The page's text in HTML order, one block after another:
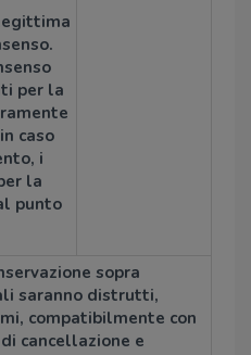
per la
caso
i
la
punto
sopra
saranno distrutti,
compatibilmente con
cancellazione e